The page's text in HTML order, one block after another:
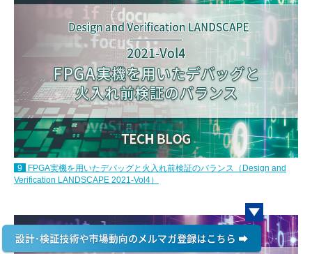
9
FPGA実機を用いたデバッグと火入れ前検証のバランス（Design and
Verification LANDSCAPE 2021-Vol4）